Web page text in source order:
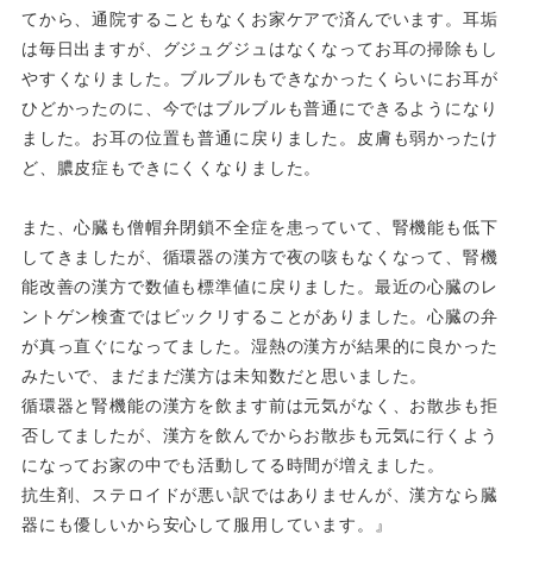
てから、通院することもなくお家ケアで済んでいます。耳垢
は毎日出ますが、グジュグジュはなくなってお耳の掃除もし
やすくなりました。ブルブルもできなかったくらいにお耳が
ひどかったのに、今ではブルブルも普通にできるようになり
ました。お耳の位置も普通に戻りました。皮膚も弱かったけ
ど、膿皮症もできにくくなりました。
また、心臓も僧帽弁閉鎖不全症を患っていて、腎機能も低下
してきましたが、循環器の漢方で夜の咳もなくなって、腎機
能改善の漢方で数値も標準値に戻りました。最近の心臓のレ
ントゲン検査ではビックリすることがありました。心臓の弁
が真っ直ぐになってました。湿熱の漢方が結果的に良かった
みたいで、まだまだ漢方は未知数だと思いました。
循環器と腎機能の漢方を飲ます前は元気がなく、お散歩も拒
否してましたが、漢方を飲んでからお散歩も元気に行くよう
になってお家の中でも活動してる時間が増えました。
抗生剤、ステロイドが悪い訳ではありませんが、漢方なら臓
器にも優しいから安心して服用しています。』